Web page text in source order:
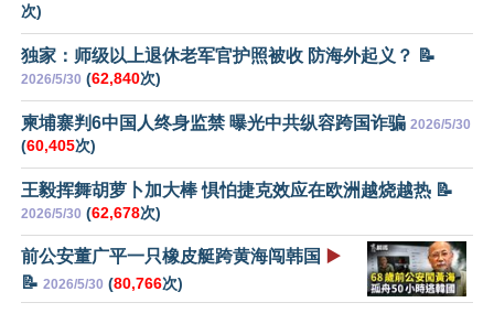
次)
独家：师级以上退休老军官护照被收 防海外起义？ 📝
2026/5/30 (62,840次)
柬埔寨判6中国人终身监禁 曝光中共纵容跨国诈骗 2026/5/30
(60,405次)
王毅挥舞胡萝卜加大棒 惧怕捷克效应在欧洲越烧越热 📝
2026/5/30 (62,678次)
前公安董广平一只橡皮艇跨黄海闯韩国 ▶️
📝 2026/5/30 (80,766次)